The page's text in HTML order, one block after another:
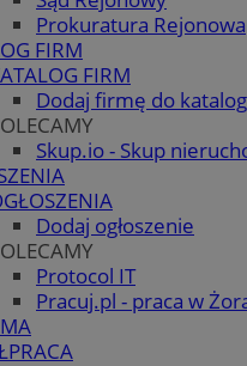
Prokuratura Rejonowa
FIRM
FIRM
Dodaj firmę do
Skup.io - Skup
Dodaj ogłoszenie
Protocol IT
Pracuj.pl - praca w